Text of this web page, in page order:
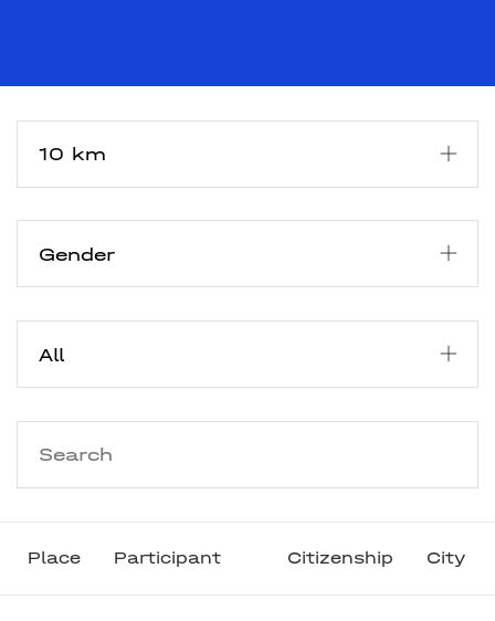
Place Participant Citizenship City